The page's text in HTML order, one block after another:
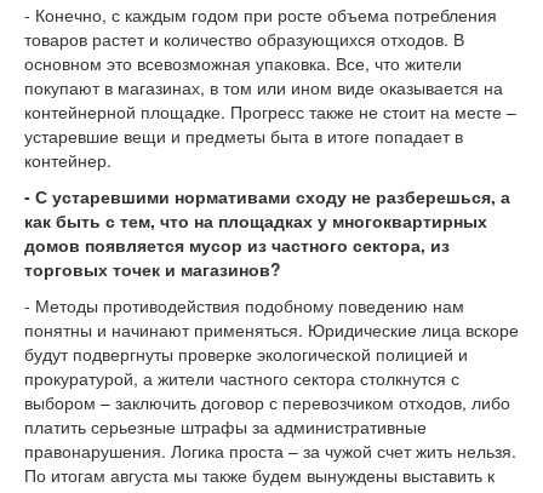
- Конечно, с каждым годом при росте объема потребления
товаров растет и количество образующихся отходов. В
основном это всевозможная упаковка. Все, что жители
покупают в магазинах, в том или ином виде оказывается на
контейнерной площадке. Прогресс также не стоит на месте –
устаревшие вещи и предметы быта в итоге попадает в
контейнер.
- С устаревшими нормативами сходу не разберешься, а
как быть с тем, что на площадках у многоквартирных
домов появляется мусор из частного сектора, из
торговых точек и магазинов?
- Методы противодействия подобному поведению нам
понятны и начинают применяться. Юридические лица вскоре
будут подвергнуты проверке экологической полицией и
прокуратурой, а жители частного сектора столкнутся с
выбором – заключить договор с перевозчиком отходов, либо
платить серьезные штрафы за административные
правонарушения. Логика проста – за чужой счет жить нельзя.
По итогам августа мы также будем вынуждены выставить к